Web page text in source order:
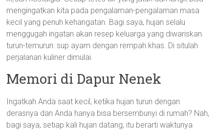
mengingatkan kita pada pengalaman-pengalaman masa
kecil yang penuh kehangatan. Bagi saya, hujan selalu
menggugah ingatan akan resep keluarga yang diwariskan
turun-temurun: sup ayam dengan rempah khas. Di situlah
perjalanan kuliner dimulai.
Memori di Dapur Nenek
Ingatkah Anda saat kecil, ketika hujan turun dengan
derasnya dan Anda hanya bisa bersembunyi di rumah? Nah,
bagi saya, setiap kali hujan datang, itu berarti waktunya